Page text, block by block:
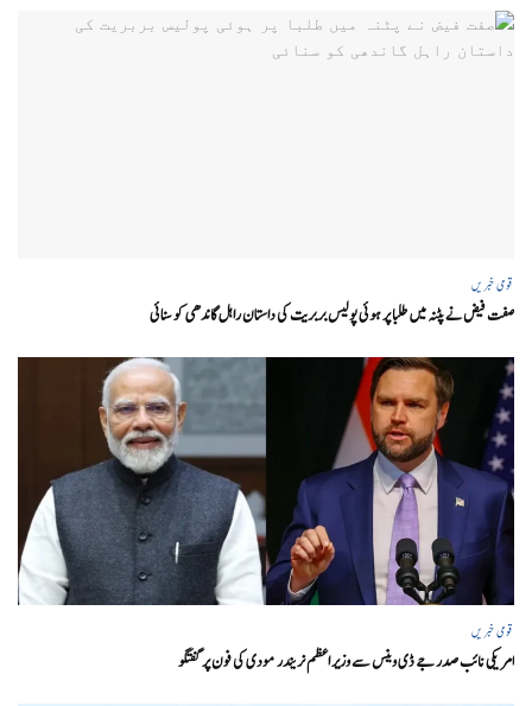
قومی خبریں
صفت فیض نے پٹنہ میں طلبا پر ہوئی پولیس بربریت کی داستان راہل گاندھی کو سنائی
قومی خبریں
امریکی نائب صدر جے ڈی وینس سے وزیر اعظم نریندر مودی کی فون پر گفتگو